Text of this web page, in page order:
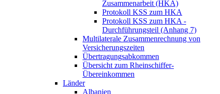
Zusammenarbeit (HKA)
Protokoll KSS zum HKA
Protokoll KSS zum HKA -
Durchführungsteil (Anhang 7)
Multilaterale Zusammenrechnung von
Versicherungszeiten
Übertragungsabkommen
Übersicht zum Rheinschiffer-
Übereinkommen
Länder
Albanien